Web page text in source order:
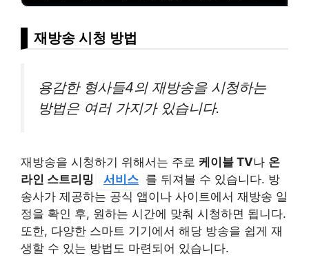
재방송 시청 방법
용감한 형사들4의 재방송을 시청하는
방법은 여러 가지가 있습니다.
재방송을 시청하기 위해서는 주로 케이블 TV나 온
라인 스트리밍
서비스 를 뒤져볼 수 있습니다. 방
송사가 제공하는 공식 앱이나 사이트에서 재방송 일
정을 확인 후, 원하는 시간에 맞춰 시청하면 됩니다.
또한, 다양한 스마트 기기에서 해당 방송을 쉽게 재
생할 수 있는 방법도 마련되어 있습니다.